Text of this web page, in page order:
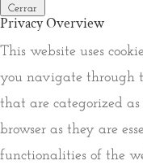
Cerrar
Privacy Overview
This website uses
you navigate through
that are categorized as
browser as they are
functionalities of the